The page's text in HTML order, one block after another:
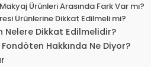
Ürünleri Arasında Fark Var mı?
Ürünlerine Dikkat Edilmeli mi?
Nelere Dikkat Edilmelidir?
Hakkında Ne Diyor?